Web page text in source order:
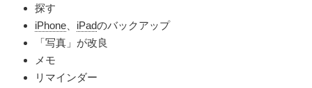
探す
iPhone
iPadのバックアップ
「写真」が改良
メモ
リマインダー